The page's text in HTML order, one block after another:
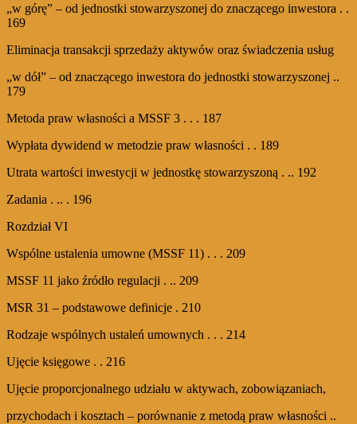
„w górę” – od jednostki stowarzyszonej do znaczącego inwestora . .
169
Eliminacja transakcji sprzedaży aktywów oraz świadczenia usług
„w dół” – od znaczącego inwestora do jednostki stowarzyszonej ..
179
Metoda praw własności a MSSF 3 . . . 187
Wypłata dywidend w metodzie praw własności . . 189
Utrata wartości inwestycji w jednostkę stowarzyszoną . .. 192
Zadania . .. . 196
Rozdział VI
Wspólne ustalenia umowne (MSSF 11) . . . 209
MSSF 11 jako źródło regulacji . .. 209
MSR 31 – podstawowe definicje . 210
Rodzaje wspólnych ustaleń umownych . . . 214
Ujęcie księgowe . . 216
Ujęcie proporcjonalnego udziału w aktywach, zobowiązaniach,
przychodach i kosztach – porównanie z metodą praw własności ..